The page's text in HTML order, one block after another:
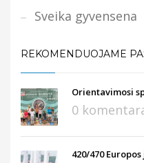
Sveika gyvensena
REKOMENDUOJAME
Orientavimosi
0
420/470